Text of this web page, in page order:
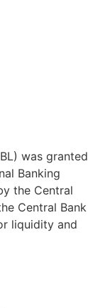
was granted
Banking
the Central
Central Bank
liquidity and